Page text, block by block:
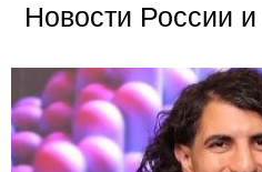
Новости России